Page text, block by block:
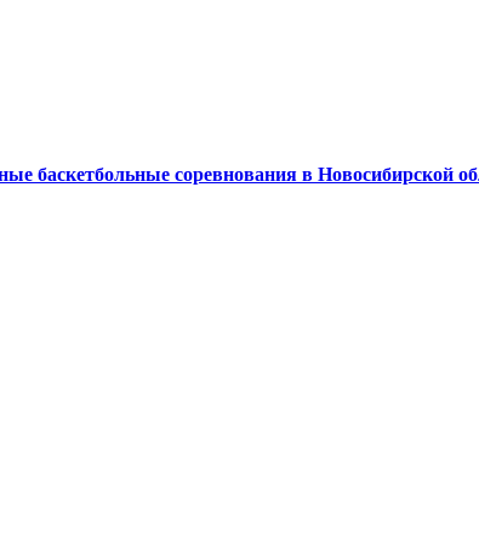
баскетбольные соревнования в Новосибирской